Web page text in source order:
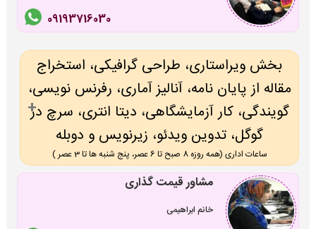
09193716030
بخش ویراستاری، طراحی گرافیکی، استخراج
مقاله از پایان نامه، آنالیز آماری، رفرنس نویسی،
گویندگی، کار آزمایشگاهی، دیتا انتری، سرچ در
گوگل، تدوین ویدئو، زیرنویس و دوبله
ساعات اداری (همه روزه 8 صبح تا 6 عصر، پنج شنبه ها تا 3 عصر )
مشاور قیمت گذاری
خانم ابراهیمی